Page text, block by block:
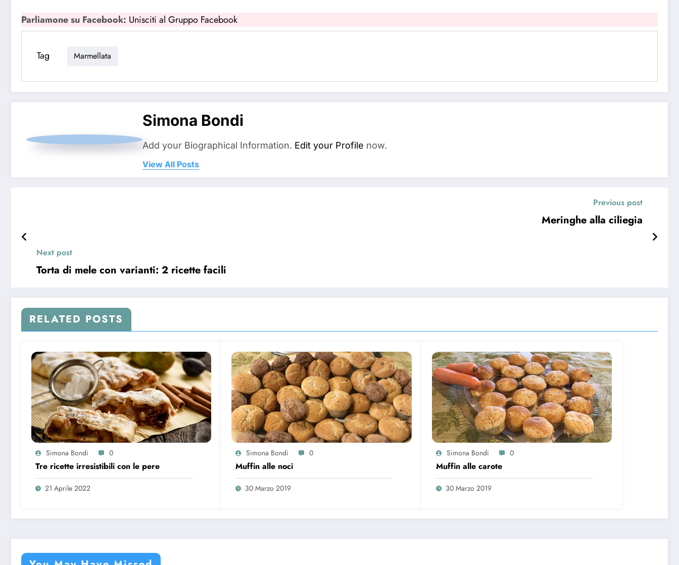
Parliamone su Facebook: Unisciti al Gruppo Facebook
Tag Marmellata
Simona Bondi
Add your Biographical Information. Edit your Profile now.
View All Posts
Previous post
Meringhe alla ciliegia
Next post
Torta di mele con varianti: 2 ricette facili
RELATED POSTS
Simona Bondi 0
Tre ricette irresistibili con le pere
21 Aprile 2022
Simona Bondi 0
Muffin alle noci
30 Marzo 2019
Simona Bondi 0
Muffin alle carote
30 Marzo 2019